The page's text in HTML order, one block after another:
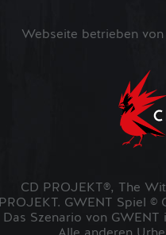
Webseite betrieben von
CD PROJEKT®, The
PROJEKT. GWENT Spiel ©
Das Szenario von